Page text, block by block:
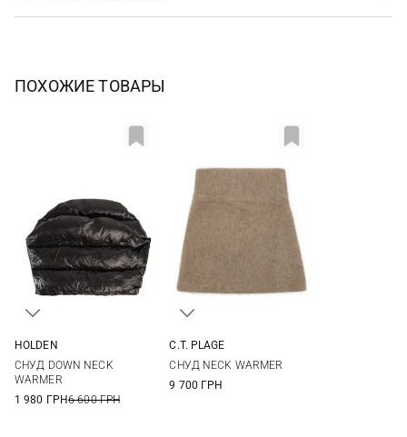
ПОХОЖИЕ ТОВАРЫ
HOLDEN
СНУД DOWN NECK
WARMER
1 980 ГРН6 600 ГРН
C.T. PLAGE
СНУД NECK WARMER
9 700 ГРН